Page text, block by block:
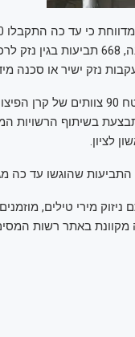
נכון לבוקר יום שני, פועלים
שהוגשו עד כה
מירי טילים,